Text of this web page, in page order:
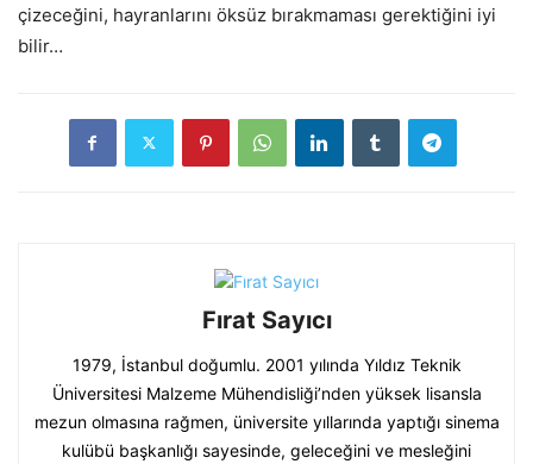
çizeceğini, hayranlarını öksüz bırakmaması gerektiğini iyi
bilir…
Fırat Sayıcı
1979, İstanbul doğumlu. 2001 yılında Yıldız Teknik
Üniversitesi Malzeme Mühendisliği’nden yüksek lisansla
mezun olmasına rağmen, üniversite yıllarında yaptığı sinema
kulübü başkanlığı sayesinde, geleceğini ve mesleğini